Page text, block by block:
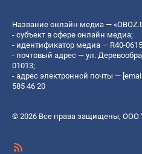
Название онлайн медиа —
- субъект в сфере онлайн медиа;
- идентификатор медиа — R40-
- почтовый адрес — ул.
01013;
- адрес электронной почты —
585 46 20
© 2026 Все права защищены, ООО